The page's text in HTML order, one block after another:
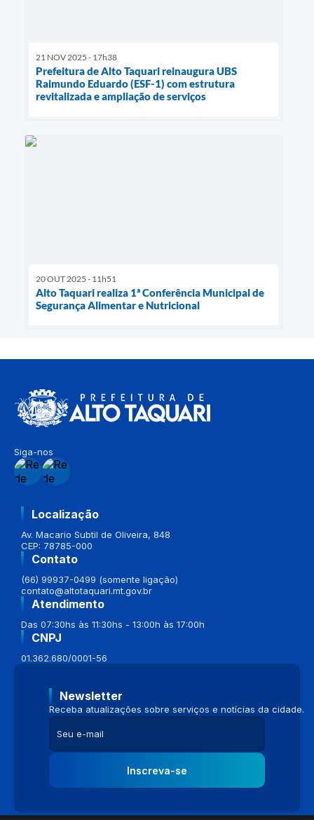
21 NOV 2025 - 17h38
Prefeitura de Alto Taquari reinaugura UBS
Raimundo Eduardo (ESF-1) com estrutura
revitalizada e ampliação de serviços
20 OUT 2025 - 11h51
Alto Taquari realiza 1ª Conferência Municipal de
Segurança Alimentar e Nutricional
Siga-nos
Localização
Av. Macario Subtil de Oliveira, 848
CEP: 78785-000
Contato
(66) 99937-0499 (somente ligação)
contato@altotaquari.mt.gov.br
Atendimento
Das 07:30hs às 11:30hs - 13:00h às 17:00h
CNPJ
01.362.680/0001-56
Newsletter
Receba atualizações sobre serviços e notícias da cidade.
Inscreva-se